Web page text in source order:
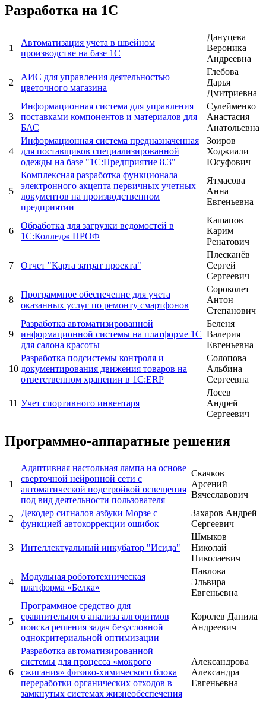
Разработка на 1С
1
Автоматизация учета в швейном
производстве на базе 1С
Дануцева
Вероника
Андреевна
2
АИС для управления деятельностью
цветочного магазина
Глебова
Дарья
Дмитриевна
3
Информационная система для управления
поставками компонентов и материалов для
БАС
Сулейменко
Анастасия
Анатольевна
4
Информационная система предназначенная
для поставщиков специализированной
одежды на базе "1С:Предприятие 8.3"
Зоиров
Ходжиали
Юсуфович
5
Комплексная разработка функционала
электронного акцепта первичных учетных
документов на производственном
предприятии
Ятмасова
Анна
Евгеньевна
6
Обработка для загрузки ведомостей в
1С:Колледж ПРОФ
Кашапов
Карим
Ренатович
7 Отчет "Карта затрат проекта"
Плесканёв
Сергей
Сергеевич
8
Программное обеспечение для учета
оказанных услуг по ремонту смартфонов
Сороколет
Антон
Степанович
9
Разработка автоматизированной
информационной системы на платформе 1С
для салона красоты
Беленя
Валерия
Евгеньевна
10
Разработка подсистемы контроля и
документирования движения товаров на
ответственном хранении в 1С:ERP
Солопова
Альбина
Сергеевна
11 Учет спортивного инвентаря
Лосев
Андрей
Сергеевич
Программно-аппаратные решения
1
Адаптивная настольная лампа на основе
сверточной нейронной сети с
автоматической подстройкой освещения
под вид деятельности пользователя
Скачков
Арсений
Вячеславович
2
Декодер сигналов азбуки Морзе с
функцией автокоррекции ошибок
Захаров Андрей
Сергеевич
3 Интеллектуальный инкубатор "Исида"
Шмыков
Николай
Николаевич
4
Модульная робототехническая
платформа «Белка»
Павлова
Эльвира
Евгеньевна
5
Программное средство для
сравнительного анализа алгоритмов
поиска решения задач безусловной
однокритериальной оптимизации
Королев Данила
Андреевич
6
Разработка автоматизированной
системы для процесса «мокрого
сжигания» физико-химического блока
переработки органических отходов в
замкнутых системах жизнеобеспечения
Александрова
Александра
Евгеньевна